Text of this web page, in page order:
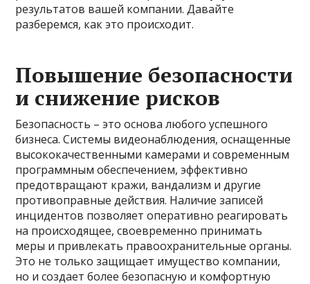
результатов вашей компании. Давайте
разберемся, как это происходит.
Повышение безопасности
и снижение рисков
Безопасность – это основа любого успешного
бизнеса. Системы видеонаблюдения, оснащенные
высококачественными камерами и современным
программным обеспечением, эффективно
предотвращают кражи, вандализм и другие
противоправные действия. Наличие записей
инцидентов позволяет оперативно реагировать
на происходящее, своевременно принимать
меры и привлекать правоохранительные органы.
Это не только защищает имущество компании,
но и создает более безопасную и комфортную